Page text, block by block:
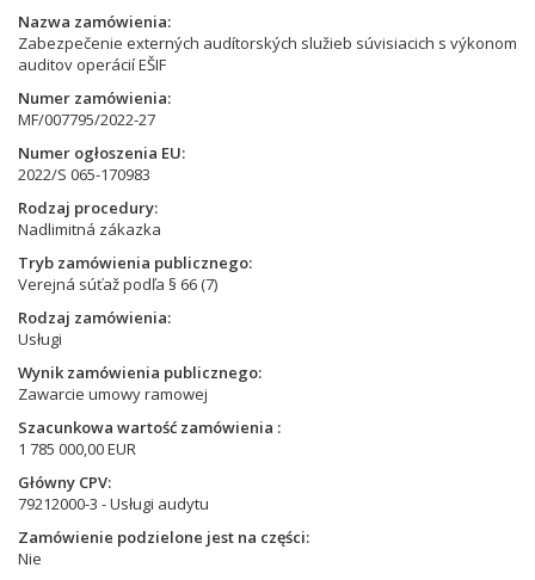
Nazwa zamówienia
Zabezpečenie externých audítorských služieb súvisiacich s výkonom
auditov operácií EŠIF
Numer zamówienia
MF/007795/2022-27
Numer ogłoszenia EU
2022/S 065-170983
Rodzaj procedury
Nadlimitná zákazka
Tryb zamówienia publicznego
Verejná súťaž podľa § 66 (7)
Rodzaj zamówienia
Usługi
Wynik zamówienia publicznego
Zawarcie umowy ramowej
Szacunkowa wartość zamówienia
1 785 000,00 EUR
Główny CPV
79212000-3 - Usługi audytu
Zamówienie podzielone jest na części
Nie